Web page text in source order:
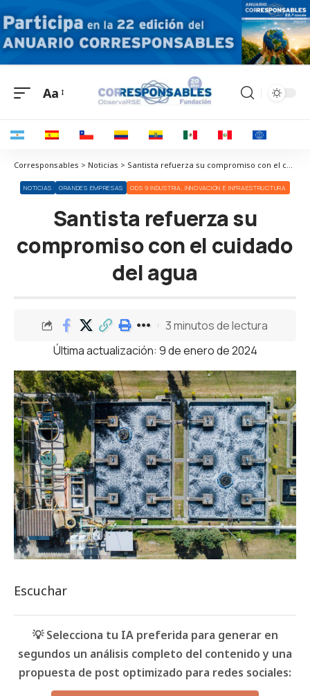
Aa
Corresponsables > Noticias > Santista refuerza su compromiso con el cuidado del agua
NOTICIAS GRANDES EMPRESAS ODS 9 INDUSTRIA, INNOVACIÓN E INFRAESTRUCTURA
Santista refuerza su
compromiso con el cuidado
del agua
Última actualización: 9 de enero de 2024
3 minutos de lectura
Escuchar
💡 Selecciona tu IA preferida para generar en
segundos un análisis completo del contenido y una
propuesta de post optimizado para redes sociales: